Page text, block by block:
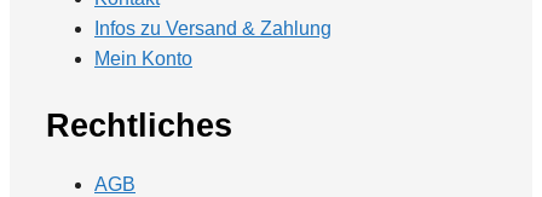
Infos zu Versand & Zahlung
Mein Konto
Rechtliches
AGB